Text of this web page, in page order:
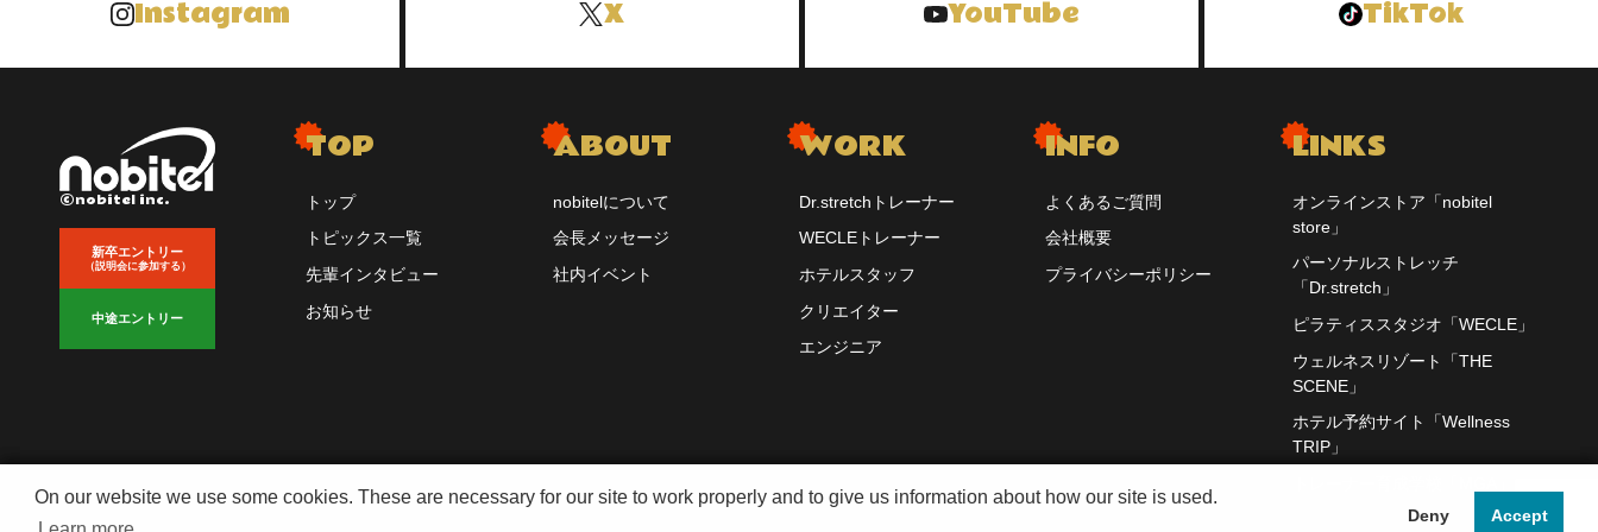
Instagram X YouTube TikTok
©nobitel inc.
新卒エントリー
（説明会に参加する）
中途エントリー
TOP
トップ
トピックス一覧
先輩インタビュー
お知らせ
ABOUT
nobitelについて
会長メッセージ
社内イベント
WORK
Dr.stretchトレーナー
WECLEトレーナー
ホテルスタッフ
クリエイター
エンジニア
INFO
よくあるご質問
会社概要
プライバシーポリシー
LINKS
オンラインストア「nobitel
store」
パーソナルストレッチ
「Dr.stretch」
ピラティススタジオ「WECLE」
ウェルネスリゾート「THE
SCENE」
ホテル予約サイト「Wellness
TRIP」
On our website we use some cookies. These are necessary for our site to work properly and to give us information about how our site is used.
Deny Accept
On our website we use some cookies. These are necessary for our site to work properly and to give us information about how our site is used.
Deny Accept